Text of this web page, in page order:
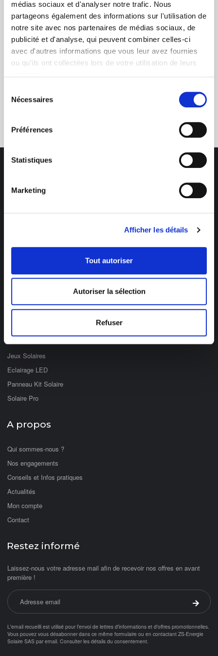
médias sociaux et d'analyser notre trafic. Nous
partageons également des informations sur l'utilisation de
notre site avec nos partenaires de médias sociaux, de
publicité et d'analyse, qui peuvent combiner celles-ci
avec d'autres informations que vous leur avez fournies
ou qu'ils ont collectées lors de votre utilisation de leurs
Nécessaires
Préférences
Statistiques
Marketing
Afficher les détails
Tout autoriser
Autoriser la sélection
Refuser
+ de 10 ans d'expertise
dans le photovoltaïque
Des professionnels à votre écoute
de 8h à 12h et de 14h à 17h
Catégories
Décoration Solaire
Jeux Solaires
Eclairage LED
Panneau Kit Solaire
Solaire Pro
A propos
Qui sommes-nous ?
Nos engagements
Conseils et Infos pratiques
Actualités
Mon compte
Contact
Restez informé
Laissez-nous votre adresse mail afin de recevoir nos offres en avant
première !
Adresse email
Valider
L'email recueilli est utilisé pour l'envoi de lettres d'informations et d'offres promotionnelles.
Vous pouvez vous désabonner dans ce même formulaire ou en contactant ZS-Energie
Solaire SAS paremail Consulter les détails du consentement.